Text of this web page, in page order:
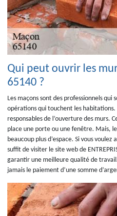
Qui peut ouvrir les
65140 ?
Les maçons sont des professionnels
opérations qui touchent les
responsables de l’ouverture des murs.
place une porte ou une fenêtre. Mais,
beaucoup plus d’espace. Si vous
suffit de visiter le site web de
garantir une meilleure qualité de
jamais le paiement d’une somme